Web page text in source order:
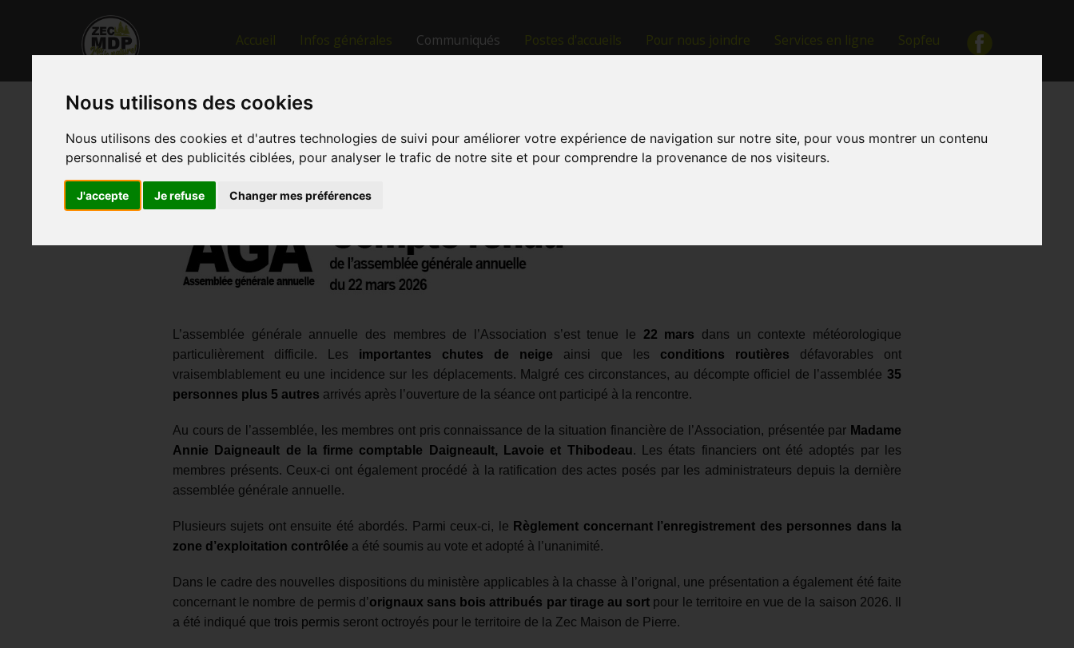
Nous utilisons des cookies
Nous utilisons des cookies et d'autres technologies de suivi pour améliorer votre expérience de navigation sur notre site, pour vous montrer un contenu
personnalisé et des publicités ciblées, pour analyser le trafic de notre site et pour comprendre la provenance de nos visiteurs.
J'accepte Je refuse Changer mes préférences
Accueil Infos générales Communiqués Postes d'accueils Pour nous joindre Services en ligne Sopfeu
L’assemblée générale annuelle des membres de l’Association s’est tenue le 22 mars dans un contexte météorologique
particulièrement difficile. Les importantes chutes de neige ainsi que les conditions routières défavorables ont
vraisemblablement eu une incidence sur les déplacements. Malgré ces circonstances, au décompte officiel de l’assemblée 35
personnes plus 5 autres arrivés après l’ouverture de la séance ont participé à la rencontre.
Au cours de l’assemblée, les membres ont pris connaissance de la situation financière de l’Association, présentée par Madame
Annie Daigneault de la firme comptable Daigneault, Lavoie et Thibodeau. Les états financiers ont été adoptés par les
membres présents. Ceux-ci ont également procédé à la ratification des actes posés par les administrateurs depuis la dernière
assemblée générale annuelle.
Plusieurs sujets ont ensuite été abordés. Parmi ceux-ci, le Règlement concernant l’enregistrement des personnes dans la
zone d’exploitation contrôlée a été soumis au vote et adopté à l’unanimité.
Dans le cadre des nouvelles dispositions du ministère applicables à la chasse à l’orignal, une présentation a également été faite
concernant le nombre de permis d’orignaux sans bois attribués par tirage au sort pour le territoire en vue de la saison 2026. Il
a été indiqué que trois permis seront octroyés pour le territoire de la Zec Maison de Pierre.